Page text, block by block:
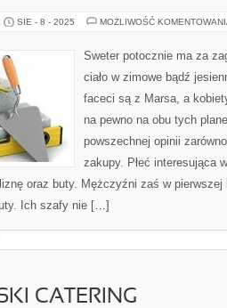
SIE - 8 - 2025 MOŻLIWOŚĆ
Sweter potocznie ma za
ciało w zimowe bądź
faceci są z Marsa, a
na pewno na obu tych
powszechnej opinii
zakupy. Płeć interesująca
oraz buty. Mężczyźni zaś w
Ich szafy nie […]
CATERING